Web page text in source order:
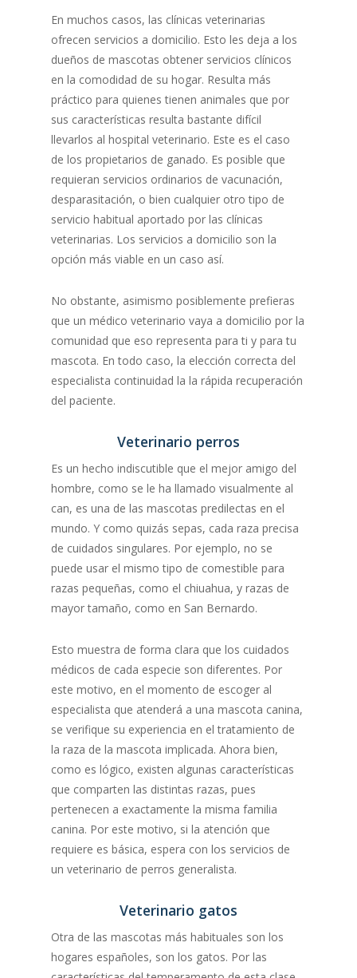
En muchos casos, las clínicas veterinarias
ofrecen servicios a domicilio. Esto les deja a los
dueños de mascotas obtener servicios clínicos
en la comodidad de su hogar. Resulta más
práctico para quienes tienen animales que por
sus características resulta bastante difícil
llevarlos al hospital veterinario. Este es el caso
de los propietarios de ganado. Es posible que
requieran servicios ordinarios de vacunación,
desparasitación, o bien cualquier otro tipo de
servicio habitual aportado por las clínicas
veterinarias. Los servicios a domicilio son la
opción más viable en un caso así.
No obstante, asimismo posiblemente prefieras
que un médico veterinario vaya a domicilio por la
comunidad que eso representa para ti y para tu
mascota. En todo caso, la elección correcta del
especialista continuidad la la rápida recuperación
del paciente.
Veterinario perros
Es un hecho indiscutible que el mejor amigo del
hombre, como se le ha llamado visualmente al
can, es una de las mascotas predilectas en el
mundo. Y como quizás sepas, cada raza precisa
de cuidados singulares. Por ejemplo, no se
puede usar el mismo tipo de comestible para
razas pequeñas, como el chiuahua, y razas de
mayor tamaño, como en San Bernardo.
Esto muestra de forma clara que los cuidados
médicos de cada especie son diferentes. Por
este motivo, en el momento de escoger al
especialista que atenderá a una mascota canina,
se verifique su experiencia en el tratamiento de
la raza de la mascota implicada. Ahora bien,
como es lógico, existen algunas características
que comparten las distintas razas, pues
pertenecen a exactamente la misma familia
canina. Por este motivo, si la atención que
requiere es básica, espera con los servicios de
un veterinario de perros generalista.
Veterinario gatos
Otra de las mascotas más habituales son los
hogares españoles, son los gatos. Por las